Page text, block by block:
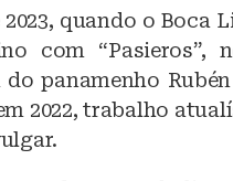
quando o Boca
com “Pasieros”,
panamenho
2022, trabalho